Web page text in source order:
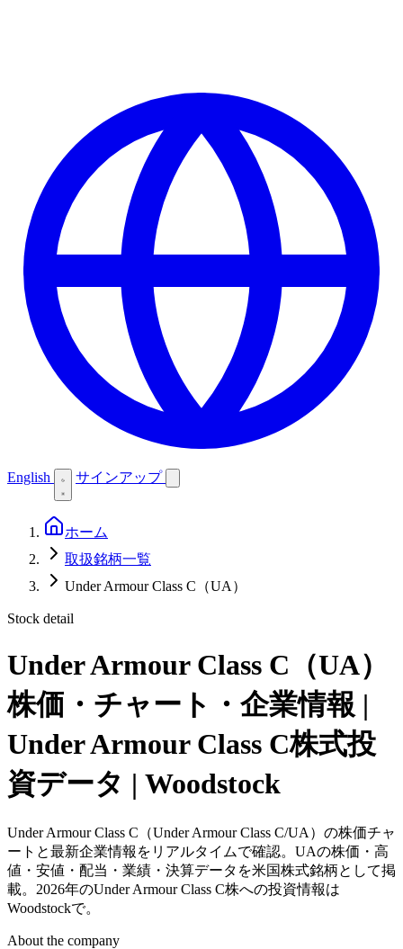
English サインアップ
ホーム
取扱銘柄一覧
Under Armour Class C（UA）
Stock detail
Under Armour Class C（UA）
株価・チャート・企業情報 |
Under Armour Class C株式投
資データ | Woodstock
Under Armour Class C（Under Armour Class C/UA）の株価チャ
ートと最新企業情報をリアルタイムで確認。UAの株価・高
値・安値・配当・業績・決算データを米国株式銘柄として掲
載。2026年のUnder Armour Class C株への投資情報は
Woodstockで。
About the company